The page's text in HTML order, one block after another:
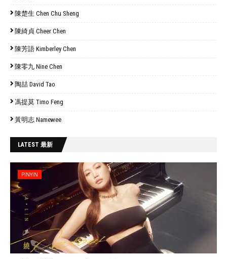
陳楚生 Chen Chu Sheng
陳綺貞 Cheer Chen
陳芳語 Kimberley Chen
陳零九 Nine Chen
陶喆 David Tao
馮提莫 Timo Feng
黃明志 Namewee
LATEST 最新
PINYIN